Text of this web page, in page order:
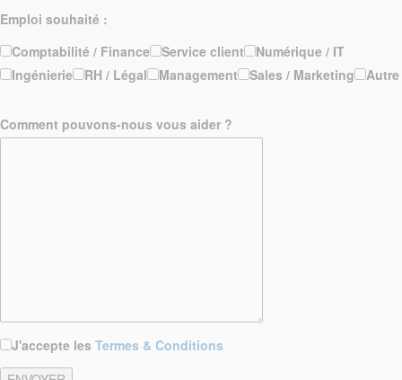
Emploi souhaité :
Comptabilité / Finance
Service client
Numérique / IT
Ingénierie
RH / Légal Management Sales / Marketing Autre
Comment pouvons-nous vous aider ?
J'accepte les Termes & Conditions